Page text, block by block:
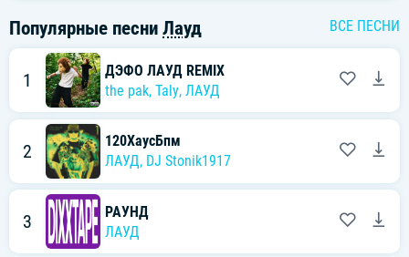
Популярные песни Лауд ВСЕ ПЕСНИ
1
ДЭФО ЛАУД REMIX
the pak, Taly, ЛАУД
2
120ХаусБпм
ЛАУД, DJ Stonik1917
3
РАУНД
ЛАУД